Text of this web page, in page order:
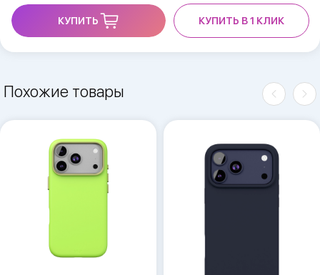
КУПИТЬ КУПИТЬ В 1 КЛИК
Похожие товары